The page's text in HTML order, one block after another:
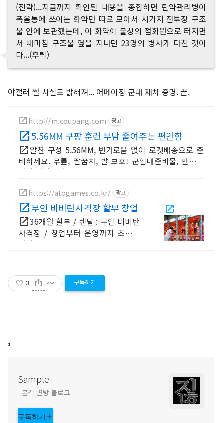
(전략)...지금까지 확인된 내용을 종합하면 탄약관리병이
폭음통에 쓰이는 화약만 따로 모아서 시가지 전투장 구조
물 안에 보관했는데, 이 화약이 불상의 점화원으로 터지면
서 때마침 구조물 옆을 지나던 23명의 병사가 다친 것이
다...(후략)
야갤러 썰 사실로 밝혀져... 어메이징 군대 재차 증명. 끝.
http://m.coupang.com 광고
5.56MM 쿠팡 훈련 부담 줄여주는 편안함
알찬 구성 5.56MM, 번거로움 없이 로켓배송으로 준
비하세요. 무릎, 팔꿈치, 발 보호! 군입대준비물, 안전하
게 훈련받으세요.
https://atogames.co.kr/ 광고
무인 비비탄사격장 할부 창업
36개월 할부 / 렌탈 : 무인 비비탄
사격장 / 창업부터 운영까지 초고속
지원
3 구독하기
,
Sample
본격 변방 블로그
구독하기